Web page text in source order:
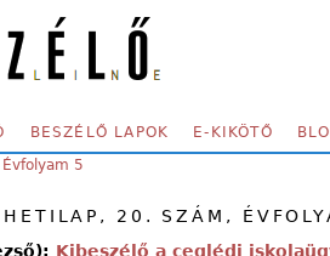
BESZÉLŐ LAPOK E-KIKÖTŐ
Évfolyam 5
HETILAP, 20. SZÁM,
Kibeszélő a ceglédi